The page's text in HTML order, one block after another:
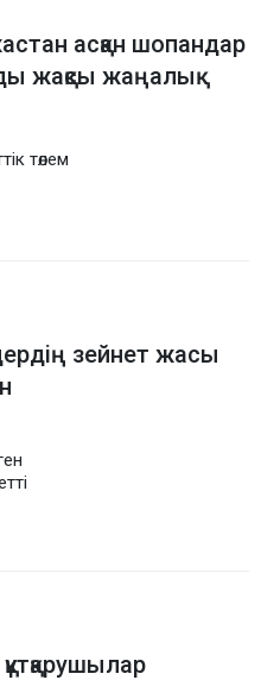
асқан шопандар
жақсы жаңалық
төлем
зейнет жасы